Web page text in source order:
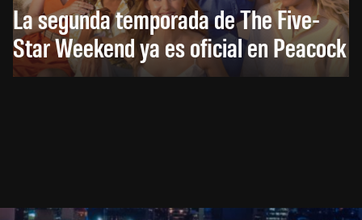
La segunda temporada de The Five-
Star Weekend ya es oficial en Peacock